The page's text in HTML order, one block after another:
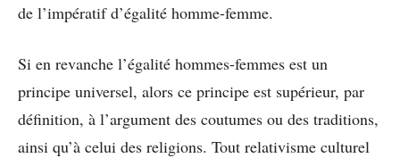
de l’impératif d’égalité homme-femme.
Si en revanche l’égalité hommes-femmes est un
principe universel, alors ce principe est supérieur, par
définition, à l’argument des coutumes ou des traditions,
ainsi qu’à celui des religions. Tout relativisme culturel